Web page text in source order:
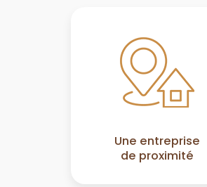
Une entreprise
de proximité